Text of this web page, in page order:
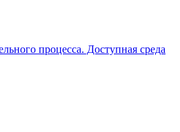
процесса. Доступная среда